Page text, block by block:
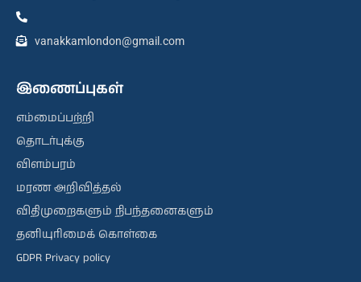
vanakkamlondon@gmail.com
இணைப்புகள்
எம்மைப்பற்றி
தொடர்புக்கு
விளம்பரம்
மரண அறிவித்தல்
விதிமுறைகளும் நிபந்தனைகளும்
தனியுரிமைக் கொள்கை
GDPR Privacy policy